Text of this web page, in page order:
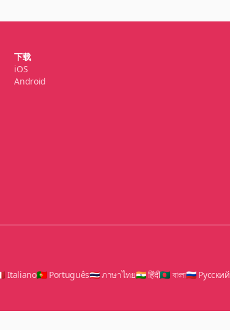
下载
iOS
Android
Italiano🇵🇹 Português🇹🇭 ภาษาไทย🇮🇳 हिंदी🇧🇩 বাংলা🇷🇺 Русский